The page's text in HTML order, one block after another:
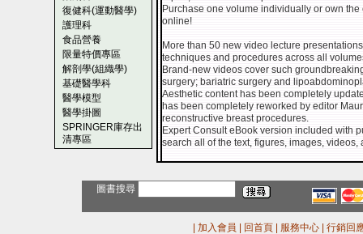
復健科(運動醫學)
護理科
食品營養
限量特價專區
解剖學(組織學)
基礎醫學科
醫學模型
醫學掛圖
SPRINGER庫存出
清專區
Purchase one volume individually or own
online!
More than 50 new video lecture
techniques and procedures across all
Brand-new videos cover such
surgery; bariatric surgery and
Aesthetic content has been completely
has been completely reworked by editor
reconstructive breast procedures.
Expert Consult eBook version included with
search all of the text, figures, images,
圖書搜尋
加入會員 回首頁 服務中心
行銷回